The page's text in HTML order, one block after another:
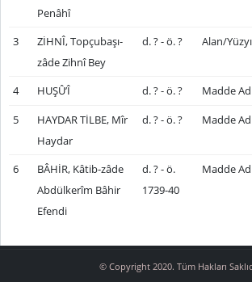
Penâhî
3
ZİHNÎ, Topçubaşı-
zâde Zihnî Bey
d. ? - ö. ? Alan/
4 HUŞÛ’Î d. ? - ö. ? Madde
5
HAYDAR TİLBE, Mîr
Haydar
d. ? - ö. ? Madde
6
BÂHİR, Kâtib-zâde
Abdülkerîm Bâhir
Efendi
d. ? - ö.
1739-40
Madde
© Copyright 2020. Tüm Hakları